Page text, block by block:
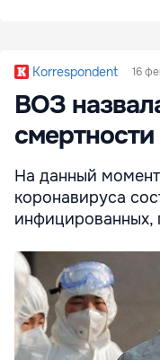
Korrespondent 16
ВОЗ
На данный
коронавируса
инфицированных,